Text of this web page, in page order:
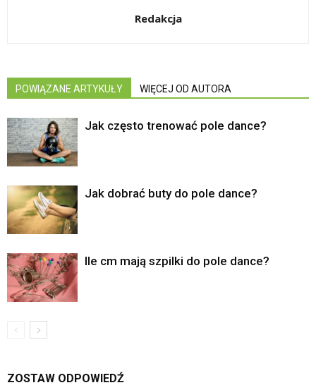
Redakcja
POWIĄZANE ARTYKUŁY WIĘCEJ OD AUTORA
Jak często trenować pole dance?
Jak dobrać buty do pole dance?
Ile cm mają szpilki do pole dance?
ZOSTAW ODPOWIEDŹ